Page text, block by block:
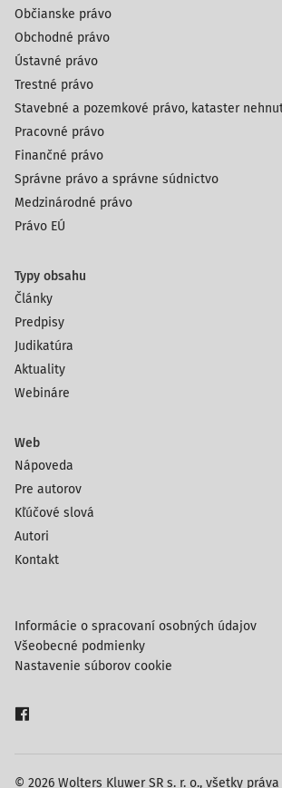
Občianske právo
Obchodné právo
Ústavné právo
Trestné právo
Stavebné a pozemkové právo, kataster
Pracovné právo
Finančné právo
Správne právo a správne súdnictvo
Medzinárodné právo
Právo EÚ
Typy obsahu
Články
Predpisy
Judikatúra
Aktuality
Webináre
Web
Nápoveda
Pre autorov
Kľúčové slová
Autori
Kontakt
© 2026 Wolters Kluwer SR s. r. o., všetky
Informácie o spracovaní osobných údajov
Všeobecné podmienky
Nastavenie súborov cookie